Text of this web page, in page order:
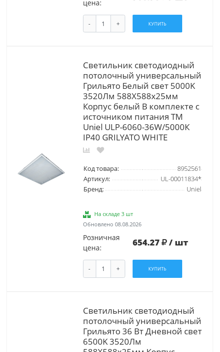
цена:
- + КУПИТЬ
Светильник светодиодный
потолочный универсальный
Грильято Белый свет 5000K
3520Лм 588X588x25мм
Корпус белый В комплекте с
источником питания ТМ
Uniel ULP-6060-36W/5000К
IP40 GRILYATO WHITE
Код товара:
8952561
Артикул:
UL-00011834*
Бренд:
Uniel
На складе 3 шт
Обновлено 08.08.2026
Розничная
цена:
654.27 / шт
- + КУПИТЬ
Светильник светодиодный
потолочный универсальный
Грильято 36 Вт Дневной свет
6500K 3520Лм